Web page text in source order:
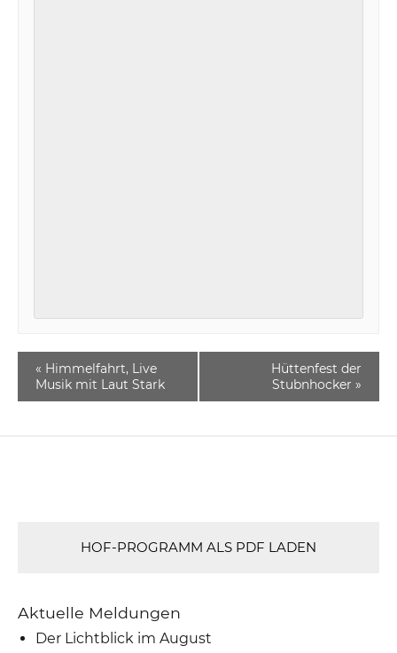
« Himmelfahrt, Live
Musik mit Laut Stark
Hüttenfest der
Stubnhocker »
HOF-PROGRAMM ALS PDF LADEN
Aktuelle Meldungen
Der Lichtblick im August